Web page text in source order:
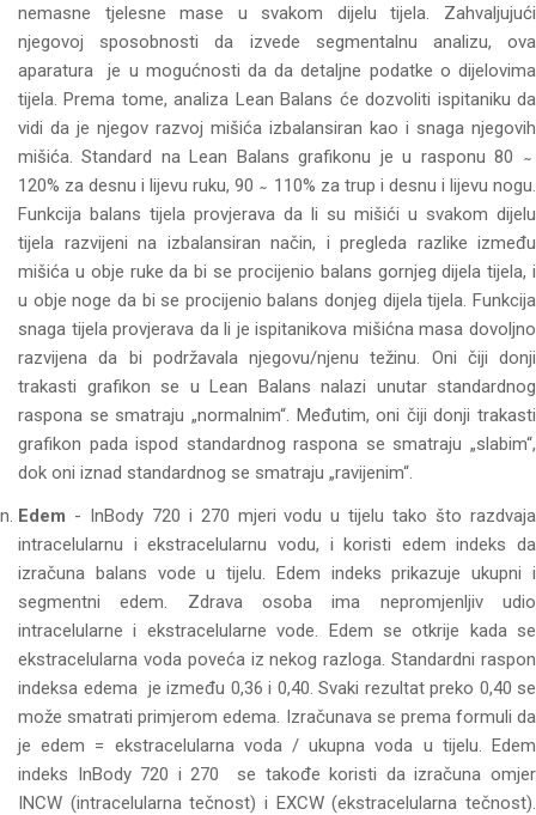
nemasne tjelesne mase u svakom dijelu tijela. Zahvaljujući
njegovoj sposobnosti da izvede segmentalnu analizu, ova
aparatura je u mogućnosti da da detaljne podatke o dijelovima
tijela. Prema tome, analiza Lean Balans će dozvoliti ispitaniku da
vidi da je njegov razvoj mišića izbalansiran kao i snaga njegovih
mišića. Standard na Lean Balans grafikonu je u rasponu 80 ̴
120% za desnu i lijevu ruku, 90 ̴ 110% za trup i desnu i lijevu nogu.
Funkcija balans tijela provjerava da li su mišići u svakom dijelu
tijela razvijeni na izbalansiran način, i pregleda razlike između
mišića u obje ruke da bi se procijenio balans gornjeg dijela tijela, i
u obje noge da bi se procijenio balans donjeg dijela tijela. Funkcija
snaga tijela provjerava da li je ispitanikova mišićna masa dovoljno
razvijena da bi podržavala njegovu/njenu težinu. Oni čiji donji
trakasti grafikon se u Lean Balans nalazi unutar standardnog
raspona se smatraju „normalnim“. Međutim, oni čiji donji trakasti
grafikon pada ispod standardnog raspona se smatraju „slabim“,
dok oni iznad standardnog se smatraju „ravijenim“.
Edem - InBody 720 i 270 mjeri vodu u tijelu tako što razdvaja
intracelularnu i ekstracelularnu vodu, i koristi edem indeks da
izračuna balans vode u tijelu. Edem indeks prikazuje ukupni i
segmentni edem. Zdrava osoba ima nepromjenljiv udio
intracelularne i ekstracelularne vode. Edem se otkrije kada se
ekstracelularna voda poveća iz nekog razloga. Standardni raspon
indeksa edema je između 0,36 i 0,40. Svaki rezultat preko 0,40 se
može smatrati primjerom edema. Izračunava se prema formuli da
je edem = ekstracelularna voda / ukupna voda u tijelu. Edem
indeks InBody 720 i 270 se takođe koristi da izračuna omjer
INCW (intracelularna tečnost) i EXCW (ekstracelularna tečnost).